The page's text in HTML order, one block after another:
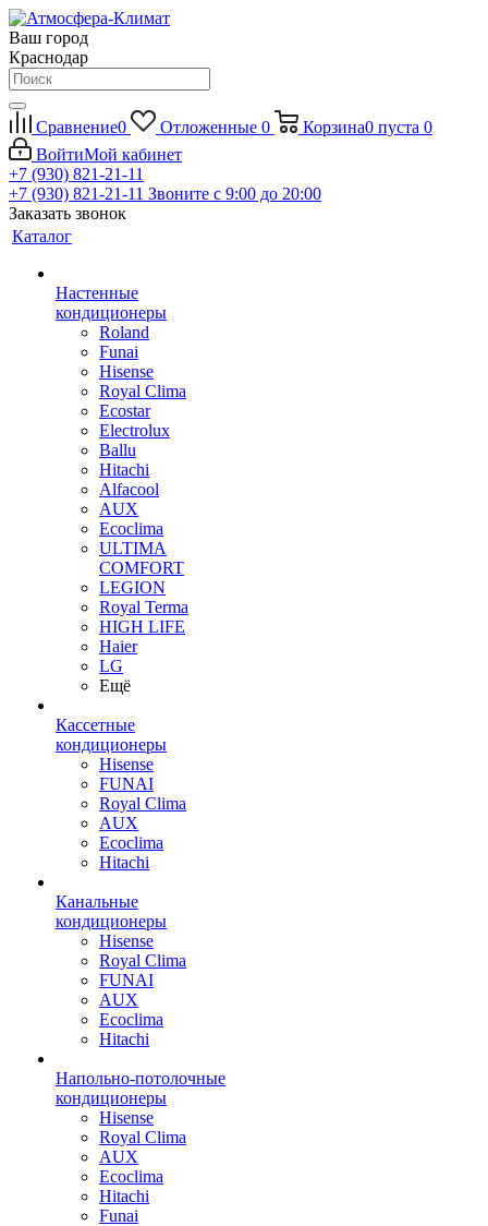
Ваш город
Краснодар
Сравнение0 Отложенные 0 Корзина0 пуста 0
ВойтиМой кабинет
+7 (930) 821-21-11
+7 (930) 821-21-11 Звоните с 9:00 до 20:00
Заказать звонок
Каталог
Настенные
кондиционеры
Roland
Funai
Hisense
Royal Clima
Ecostar
Electrolux
Ballu
Hitachi
Alfacool
AUX
Ecoclima
ULTIMA
COMFORT
LEGION
Royal Terma
HIGH LIFE
Haier
LG
Ещё
Кассетные
кондиционеры
Hisense
FUNAI
Royal Clima
AUX
Ecoclima
Hitachi
Канальные
кондиционеры
Hisense
Royal Clima
FUNAI
AUX
Ecoclima
Hitachi
Напольно-потолочные
кондиционеры
Hisense
Royal Clima
AUX
Ecoclima
Hitachi
Funai